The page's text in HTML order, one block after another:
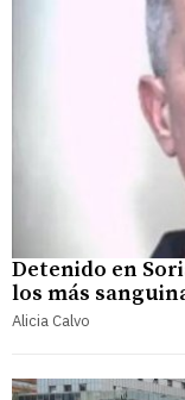
Detenido en
los más
Alicia Calvo